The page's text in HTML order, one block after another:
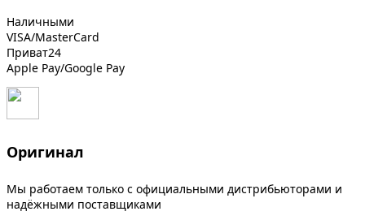
Наличными
VISA/MasterCard
Приват24
Apple Pay/Google Pay
Оригинал
Мы работаем только с официальными дистрибьюторами и
надёжными поставщиками